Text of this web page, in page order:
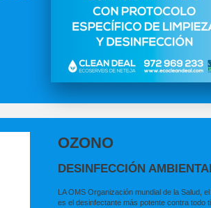
OZONO
DESINFECCIÓN
LA OMS Organización mundial de la Salud,
es el desinfectante más potente contra todo